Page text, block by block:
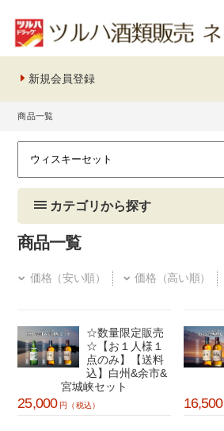
新規会員登録
商品一覧
カテゴリから探す
商品一覧
価格（安い順） 価格（高い順）
☆数量限定販売
☆【お１人様１
点のみ】【送料
込】白州&余市&
宮城峡セット
25,000 円（税込） 16,500